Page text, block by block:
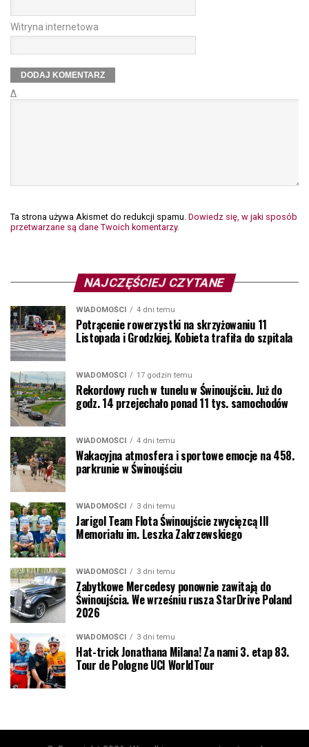
Witryna internetowa
Δ
Ta strona używa Akismet do redukcji spamu. Dowiedz się, w jaki sposób
przetwarzane są dane Twoich komentarzy.
NAJCZĘŚCIEJ CZYTANE
WIADOMOŚCI 4 dni temu
Potrącenie rowerzystki na skrzyżowaniu 11
Listopada i Grodzkiej. Kobieta trafiła do szpitala
WIADOMOŚCI 17 godzin temu
Rekordowy ruch w tunelu w Świnoujściu. Już do
godz. 14 przejechało ponad 11 tys. samochodów
WIADOMOŚCI 4 dni temu
Wakacyjna atmosfera i sportowe emocje na 458.
parkrunie w Świnoujściu
WIADOMOŚCI 3 dni temu
Jarigol Team Flota Świnoujście zwycięzcą III
Memoriału im. Leszka Zakrzewskiego
WIADOMOŚCI 3 dni temu
Zabytkowe Mercedesy ponownie zawitają do
Świnoujścia. We wrześniu rusza StarDrive Poland
2026
WIADOMOŚCI 3 dni temu
Hat-trick Jonathana Milana! Za nami 3. etap 83.
Tour de Pologne UCI WorldTour